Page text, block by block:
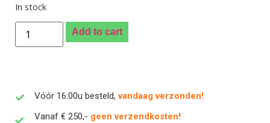
In stock
Add to cart
Vóór 16:00u besteld,vandaag verzonden!
Vanaf € 250,- geen verzendkosten!